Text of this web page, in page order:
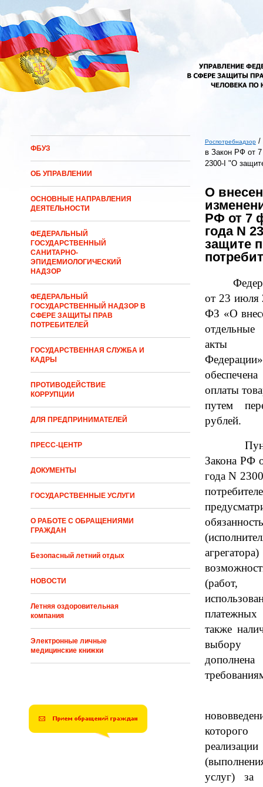
Перейти к основному содержанию
ФБУЗ
ОБ УПРАВЛЕНИИ
ОСНОВНЫЕ НАПРАВЛЕНИЯ
ДЕЯТЕЛЬНОСТИ
ФЕДЕРАЛЬНЫЙ
ГОСУДАРСТВЕННЫЙ
САНИТАРНО-
ЭПИДЕМИОЛОГИЧЕСКИЙ
НАДЗОР
ФЕДЕРАЛЬНЫЙ
ГОСУДАРСТВЕННЫЙ НАДЗОР В
СФЕРЕ ЗАЩИТЫ ПРАВ
ПОТРЕБИТЕЛЕЙ
ГОСУДАРСТВЕННАЯ СЛУЖБА И
КАДРЫ
ПРОТИВОДЕЙСТВИЕ
КОРРУПЦИИ
ДЛЯ ПРЕДПРИНИМАТЕЛЕЙ
ПРЕСС-ЦЕНТР
ДОКУМЕНТЫ
ГОСУДАРСТВЕННЫЕ УСЛУГИ
О РАБОТЕ С ОБРАЩЕНИЯМИ
ГРАЖДАН
Безопасный летний отдых
НОВОСТИ
Летняя оздоровительная
компания
Электронные личные
медицинские книжки
Вы здесь
Роспотребнадзор /
в Закон РФ от
2300-I "О
О
РФ от 7
года N
защите
от 23 июля
ФЗ «О
отдельные
акты
обес
оплаты
путем
рублей.
ЗаконаРФ
года N
(работ,
использо
также
выбору
услуг) за